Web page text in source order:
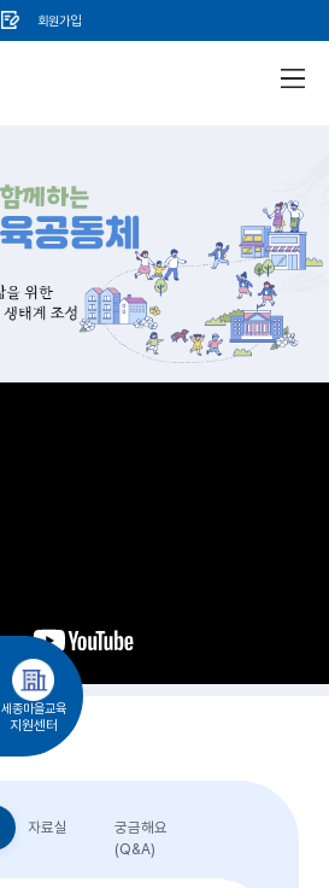
회원가입
세종마을교육
지원센터
자료실
궁금해요
(Q&A)